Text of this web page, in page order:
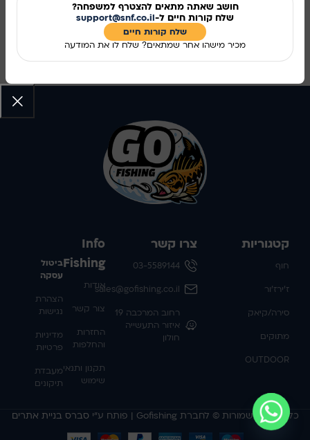
חושב שאתה מתאים להצטרף למשפחה?
שלח קורות חיים ל-support@snf.co.il
שלח קורות חיים​
מכיר מישהו אחר שמתאים? שלח לו את המודעה
information necessary to make the purchase process faster and
easier.
התחברות
Info
Fishing
אודות
צור קשר
החזרות
והחלפות
תקנון ותנאי
שימוש
ביטול
עסקה
הצהרת
נגישות
מדיניות
פרטיות
מעבדת
תיקונים
קטגוריות
חוף
ז'ירז'ור
סירה/קיאק
מתוקים
OUTDOOR
צרו קשר
03-5589144
sales@gofishing.co.il
רחוב המרכבה 19
איזור התעשייה
חולון
כל הזכויות שמורות © לחברת Gofishing | פותח ע״י סברס בניית אתרים